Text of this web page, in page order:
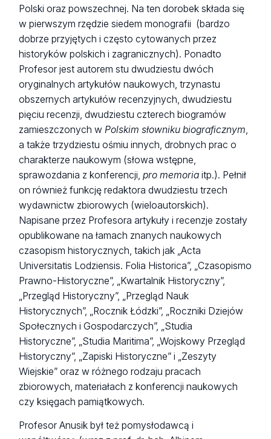
Polski oraz powszechnej. Na ten dorobek składa się
w pierwszym rzędzie siedem monografii (bardzo
dobrze przyjętych i często cytowanych przez
historyków polskich i zagranicznych). Ponadto
Profesor jest autorem stu dwudziestu dwóch
oryginalnych artykułów naukowych, trzynastu
obszernych artykułów recenzyjnych, dwudziestu
pięciu recenzji, dwudziestu czterech biogramów
zamieszczonych w Polskim słowniku biograficznym
a także trzydziestu ośmiu innych, drobnych prac o
charakterze naukowym (słowa wstępne,
sprawozdania z konferencji,pro memoria itp.). Pełnił
on również funkcję redaktora dwudziestu trzech
wydawnictw zbiorowych (wieloautorskich).
Napisane przez Profesora artykuły i recenzje zostały
opublikowane na łamach znanych naukowych
czasopism historycznych, takich jak „Acta
Universitatis Lodziensis. Folia Historica”, „Czasopismo
Prawno-Historyczne”, „Kwartalnik Historyczny”,
„Przegląd Historyczny”, „Przegląd Nauk
Historycznych”, „Rocznik Łódzki”, „Roczniki Dziejów
Społecznych i Gospodarczych”, „Studia
Historyczne”, „Studia Maritima”, „Wojskowy Przegląd
Historyczny”, „Zapiski Historyczne” i „Zeszyty
Wiejskie” oraz w różnego rodzaju pracach
zbiorowych, materiałach z konferencji naukowych
czy księgach pamiątkowych.
Profesor Anusik był też pomysłodawcą i